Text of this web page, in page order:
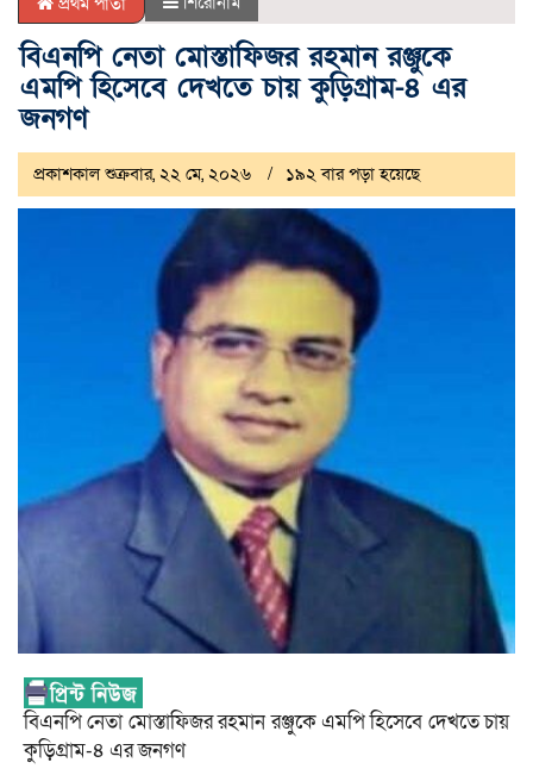
বিএনপি নেতা মোস্তাফিজর রহমান রঞ্জুকে
এমপি হিসেবে দেখতে চায় কুড়িগ্ৰাম-৪ এর
জনগণ
প্রকাশকাল শুক্রবার, ২২ মে, ২০২৬ ১৯২ বার পড়া হয়েছে
বিএনপি নেতা মোস্তাফিজর রহমান রঞ্জুকে এমপি হিসেবে দেখতে চায়
কুড়িগ্ৰাম-৪ এর জনগণ